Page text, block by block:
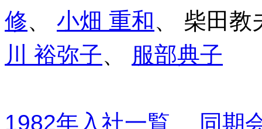
修、 小畑 重和、 柴田
川 裕弥子、 服部典子
1982年入社一覧 同期